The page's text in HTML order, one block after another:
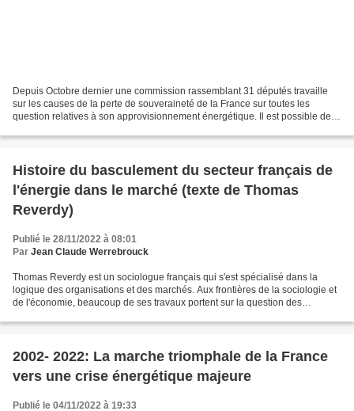
Depuis Octobre dernier une commission rassemblant 31 députés travaille
sur les causes de la perte de souveraineté de la France sur toutes les
question relatives à son approvisionnement énergétique. Il est possible de
Histoire du basculement du secteur français de
l'énergie dans le marché (texte de Thomas
Reverdy)
Publié le 28/11/2022 à 08:01
Par Jean Claude Werrebrouck
Thomas Reverdy est un sociologue français qui s'est spécialisé dans la
logique des organisations et des marchés. Aux frontières de la sociologie et
de l'économie, beaucoup de ses travaux portent sur la question des
2002- 2022: La marche triomphale de la France
vers une crise énergétique majeure
Publié le 04/11/2022 à 19:33